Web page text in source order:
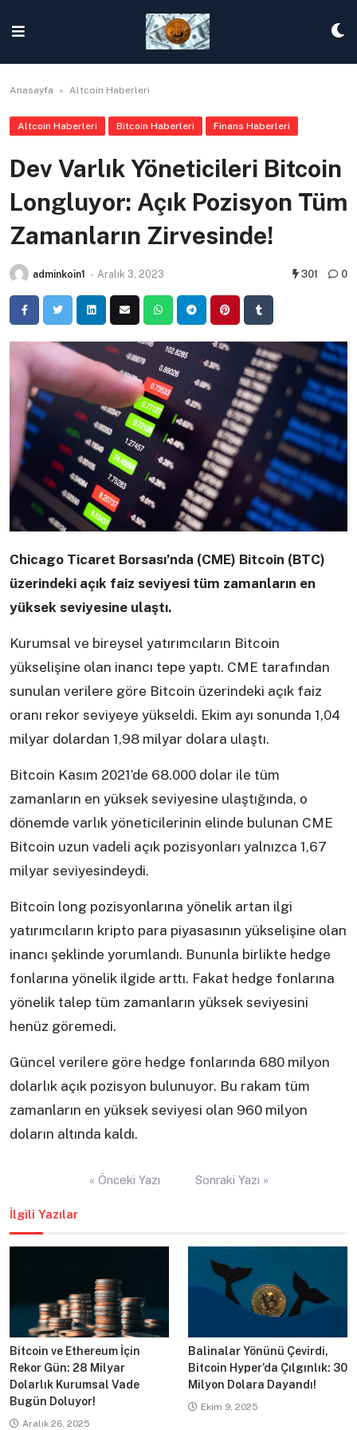
content
Anasayfa » Altcoin Haberleri
Altcoin Haberleri Bitcoin Haberleri Finans Haberleri
Dev Varlık Yöneticileri Bitcoin
Longluyor: Açık Pozisyon Tüm
Zamanların Zirvesinde!
adminkoin1 - Aralık 3, 2023 301 0
Chicago Ticaret Borsası’nda (CME) Bitcoin (BTC)
üzerindeki açık faiz seviyesi tüm zamanların en
yüksek seviyesine ulaştı.
Kurumsal ve bireysel yatırımcıların Bitcoin
yükselişine olan inancı tepe yaptı. CME tarafından
sunulan verilere göre Bitcoin üzerindeki açık faiz
oranı rekor seviyeye yükseldi. Ekim ayı sonunda 1,04
milyar dolardan 1,98 milyar dolara ulaştı.
Bitcoin Kasım 2021’de 68.000 dolar ile tüm
zamanların en yüksek seviyesine ulaştığında, o
dönemde varlık yöneticilerinin elinde bulunan CME
Bitcoin uzun vadeli açık pozisyonları yalnızca 1,67
milyar seviyesindeydi.
Bitcoin long pozisyonlarına yönelik artan ilgi
yatırımcıların kripto para piyasasının yükselişine olan
inancı şeklinde yorumlandı. Bununla birlikte hedge
fonlarına yönelik ilgide arttı. Fakat hedge fonlarına
yönelik talep tüm zamanların yüksek seviyesini
henüz göremedi.
Güncel verilere göre hedge fonlarında 680 milyon
dolarlık açık pozisyon bulunuyor. Bu rakam tüm
zamanların en yüksek seviyesi olan 960 milyon
doların altında kaldı.
« Önceki Yazı Sonraki Yazı »
İlgili Yazılar
Bitcoin ve Ethereum İçin
Rekor Gün: 28 Milyar
Dolarlık Kurumsal Vade
Bugün Doluyor!
Aralık 26, 2025
Balinalar Yönünü Çevirdi,
Bitcoin Hyper’da Çılgınlık: 30
Milyon Dolara Dayandı!
Ekim 9, 2025